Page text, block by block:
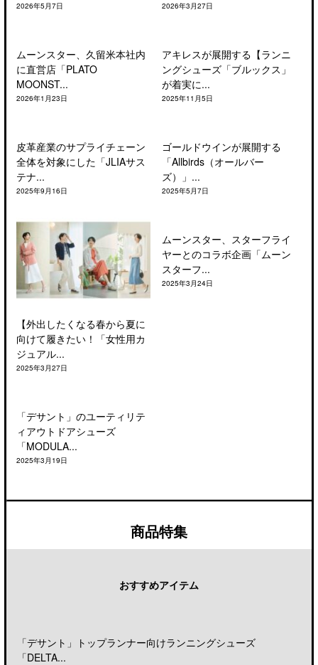
2026年5月7日 2026年3月27日
ムーンスター、久留米本社内
に直営店「PLATO
MOONST...
2026年1月23日
アキレスが展開する【ランニ
ングシューズ「ブルックス」
が着実に...
2025年11月5日
皮革産業のサプライチェーン
全体を対象にした「JLIAサス
テナ...
2025年9月16日
ゴールドウインが展開する
「Allbirds（オールバー
ズ）」...
2025年5月7日
【外出したくなる春から夏に
向けて履きたい！「女性用カ
ジュアル...
2025年3月27日
ムーンスター、スターフライ
ヤーとのコラボ企画「ムーン
スターフ...
2025年3月24日
「デサント」のユーティリテ
ィアウトドアシューズ
「MODULA...
2025年3月19日
商品特集
おすすめアイテム
「デサント」トップランナー向けランニングシューズ
「DELTA...